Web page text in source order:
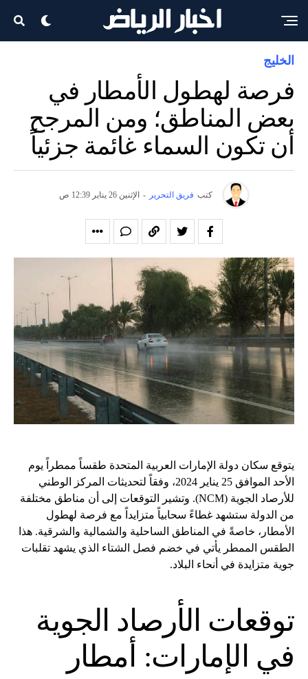
الخليج
فرصة لهطول الأمطار في
بعض المناطق؛ ومن المرجح
أن تكون السماء غائمة جزئياً
كتب فريق التحرير - الإثنين 26 يناير 12:39 ص
يتوقع سكان دولة الإمارات العربية المتحدة طقساً ممطراً يوم
الأحد الموافق 25 يناير 2024، وفقاً لتحديثات المركز الوطني
للأرصاد الجوية (NCM). وتشير التوقعات إلى أن مناطق مختلفة
من الدولة ستشهد غطاءً سحابياً متزايداً مع فرصة لهطول
الأمطار، خاصةً في المناطق الساحلية والشمالية والشرقية. هذا
الطقس الممطر يأتي في خضم فصل الشتاء الذي يشهد تقلبات
جوية متزايدة في أنحاء البلاد.
توقعات الأرصاد الجوية
في الإمارات: أمطار